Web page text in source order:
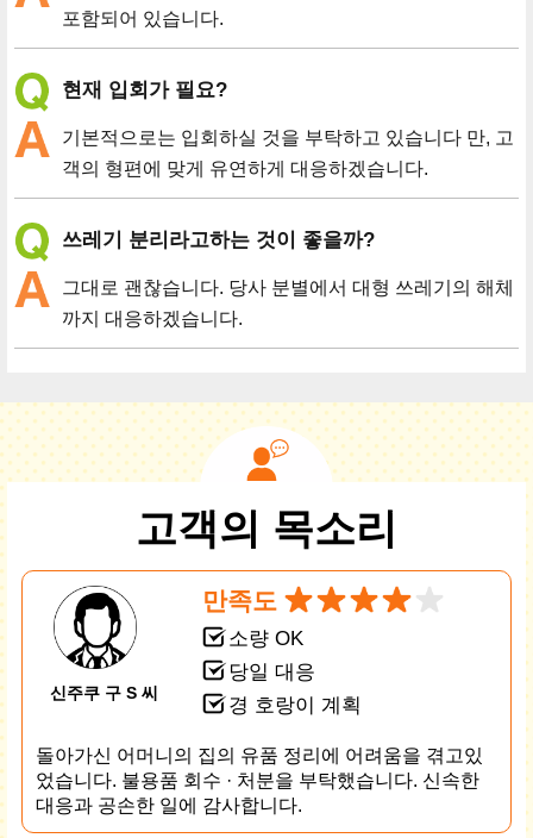
포함되어 있습니다.
현재 입회가 필요?
기본적으로는 입회하실 것을 부탁하고 있습니다 만, 고
객의 형편에 맞게 유연하게 대응하겠습니다.
쓰레기 분리라고하는 것이 좋을까?
그대로 괜찮습니다. 당사 분별에서 대형 쓰레기의 해체
까지 대응하겠습니다.
고객의 목소리
신주쿠 구 S 씨
만족도
소량 OK
당일 대응
경 호랑이 계획
돌아가신 어머니의 집의 유품 정리에 어려움을 겪고있
었습니다. 불용품 회수 · 처분을 부탁했습니다. 신속한
대응과 공손한 일에 감사합니다.